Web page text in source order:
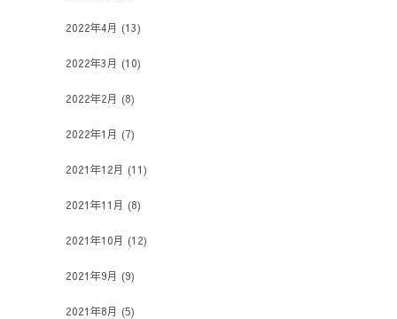
2022年4月 (13)
2022年3月 (10)
2022年2月 (8)
2022年1月 (7)
2021年12月 (11)
2021年11月 (8)
2021年10月 (12)
2021年9月 (9)
2021年8月 (5)